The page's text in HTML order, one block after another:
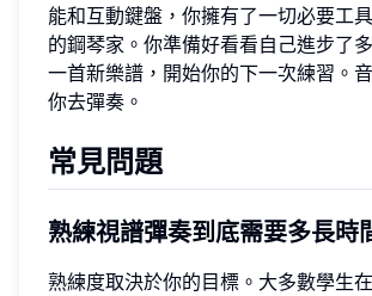
能和互動鍵盤，你擁有了一切必要工
的鋼琴家。你準備好看看自己進步了
一首新樂譜，開始你的下一次練習。
你去彈奏。
常見問題
熟練視譜彈奏到底需要多長時
熟練度取決於你的目標。大多數學生